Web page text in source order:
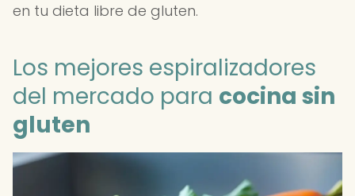
en tu dieta libre de gluten.
Los mejores espiralizadores
del mercado para cocina sin
gluten